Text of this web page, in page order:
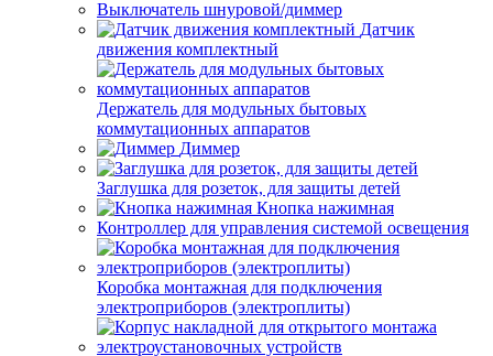
Выключатель шнуровой/диммер
Датчик
движения комплектный
Держатель для модульных бытовых
коммутационных аппаратов
Диммер
Заглушка для розеток, для защиты детей
Кнопка нажимная
Контроллер для управления системой освещения
Коробка монтажная для подключения
электроприборов (электроплиты)